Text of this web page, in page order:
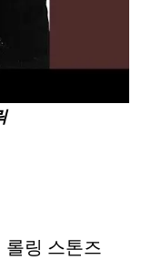
링 스톤즈